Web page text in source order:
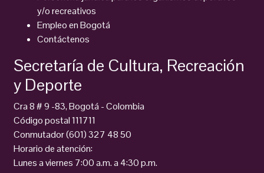
y/o recreativos
Empleo en Bogotá
Contáctenos
Secretaría de Cultura, Recreación
y Deporte
Cra 8 # 9 -83, Bogotá - Colombia
Código postal 111711
Conmutador (601) 327 48 50
Horario de atención:
Lunes a viernes 7:00 a.m. a 4:30 p.m.